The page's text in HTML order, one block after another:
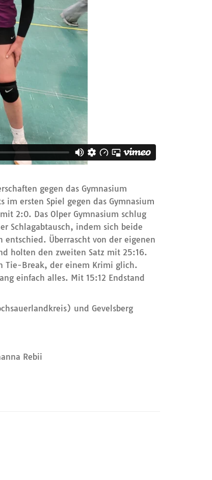
gegen das Gymnasium
im ersten Spiel gegen das Gymnasium
2:0. Das Olper Gymnasium schlug
Schlagabtausch, indem sich beide
Überrascht von der eigenen
holten den zweiten Satz mit 25:16.
Tie-Break, der einem Krimi glich.
einfach alles. Mit 15:12 Endstand
und Gevelsberg
Rebii